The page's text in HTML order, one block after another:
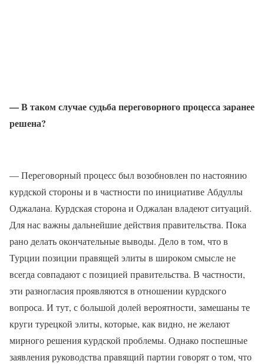
— В таком случае судьба переговорного процесса заранее
решена?
— Переговорный процесс был возобновлен по настоянию
курдской стороны и в частности по инициативе Абдуллы
Оджалана. Курдская сторона и Оджалан владеют ситуаций.
Для нас важны дальнейшие действия правительства. Пока
рано делать окончательные выводы. Дело в том, что в
Турции позиции правящей элиты в широком смысле не
всегда совпадают с позицией правительства. В частности,
эти разногласия проявляются в отношении курдского
вопроса. И тут, с большой долей вероятности, замешаны те
круги турецкой элиты, которые, как видно, не желают
мирного решения курдской проблемы. Однако поспешные
заявления руководства правящий партии говорят о том, что